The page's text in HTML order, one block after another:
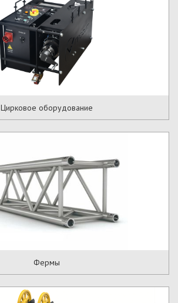
Цирковое оборудование
Фермы